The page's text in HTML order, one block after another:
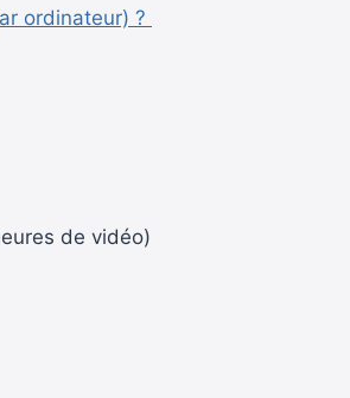
ordinateur) ?
de vidéo)